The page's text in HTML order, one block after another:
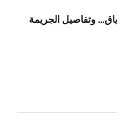
وتفاصيل الجريمة